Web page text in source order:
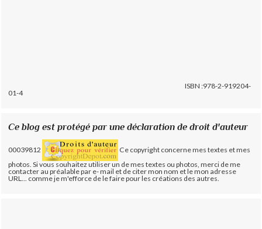
ISBN :978-2-919204-
01-4
Ce blog est protégé par une déclaration de droit d'auteur
00039812
Ce copyright concerne mes textes et mes
photos. Si vous souhaitez utiliser un de mes textes ou photos, merci de me
contacter au préalable par e- mail et de citer mon nom et le mon adresse
URL... comme je m'efforce de le faire pour les créations des autres.